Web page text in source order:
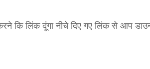
कि लिंक दूंगा नीचे दिए गए लिंक से आप